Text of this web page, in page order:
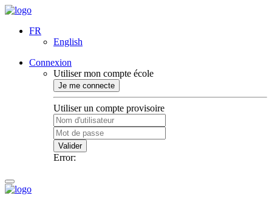
FR
English
Connexion
Utiliser mon compte école
Je me connecte
Utiliser un compte provisoire
Valider
Error: